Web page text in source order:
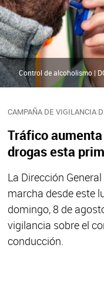
CAMPAÑA DE VIGILANCIA
Tráfico
drogas esta
La Dirección
marcha desde este
domingo, 8 de
vigilancia sobre el
conducción.
Control de alcoholismo |